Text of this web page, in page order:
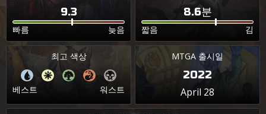
9.3
빠름 늦음
8.6분
짧음 김
최고 색상
베스트 워스트
MTGA 출시일
2022
April 28